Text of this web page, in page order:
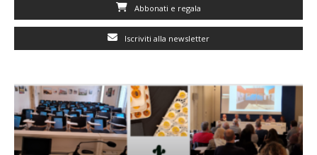
Abbonati e regala
Iscriviti alla newsletter